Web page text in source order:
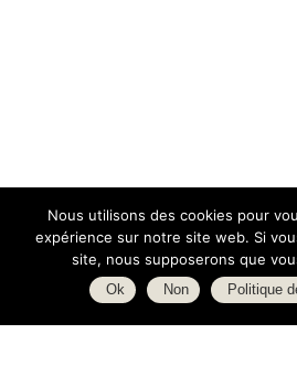
Nous utilisons des cookies pour
expérience sur notre site web. Si
site, nous supposerons que
Ok Non Politique